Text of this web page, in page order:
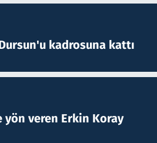
kadrosuna kattı
yön veren Erkin Koray